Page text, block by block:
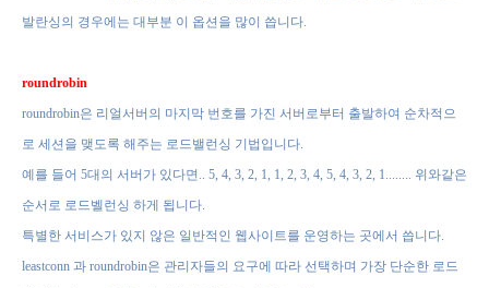
발란싱의 경우에는 대부분 이 옵션을 많이 씁니다.
roundrobin
roundrobin은 리얼서버의 마지막 번호를 가진 서버로부터 출발하여 순차적으
로 세션을 맺도록 해주는 로드밸런싱 기법입니다.
예를 들어 5대의 서버가 있다면 .. 5, 4, 3, 2, 1, 1, 2, 3, 4, 5, 4, 3, 2, 1........ 위와같은
순서로 로드벨런싱 하게 됩니다.
특별한 서비스가 있지 않은 일반적인 웹사이트를 운영하는 곳에서 씁니다.
leastconn 과 roundrobin은 관리자들의 요구에 따라 선택하며 가장 단순한 로드